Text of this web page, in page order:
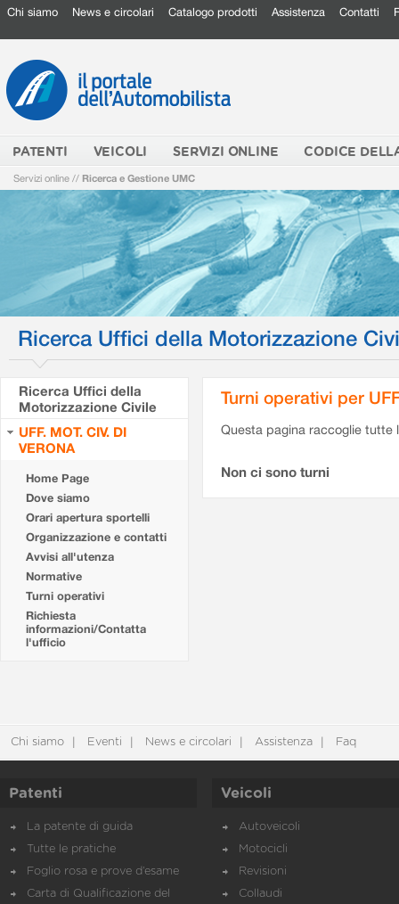
Chi siamo News e circolari Catalogo prodotti Assistenza Contatti
PATENTI VEICOLI SERVIZI ONLINE CODICE
Servizi online // Ricerca e Gestione UMC
Ricerca Uffici della Motorizzazione
Ricerca Uffici della
Motorizzazione Civile
UFF. MOT. CIV. DI
VERONA
Home Page
Dove siamo
Orari apertura sportelli
Organizzazione e contatti
Avvisi all'utenza
Normative
Turni operativi
Richiesta
informazioni/Contatta
l'ufficio
Turni operativi per
Questa pagina raccoglie tutte
Non ci sono turni
Chi siamo Eventi News e circolari Assistenza Faq
Patenti
La patente di guida
Tutte le pratiche
Foglio rosa e prove d’esame
Carta di Qualificazione del
Veicoli
Autoveicoli
Motocicli
Revisioni
Collaudi